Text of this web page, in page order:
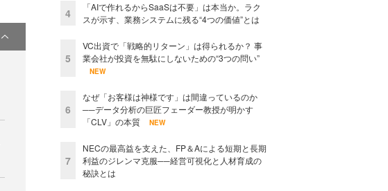
4
「AIで作れるからSaaSは不要」は本当か。ラク
スが示す、業務システムに残る“4つの価値”とは
5
VC出資で「戦略的リターン」は得られるか？ 事
業会社が投資を無駄にしないための“3つの問い”
NEW
6
なぜ「お客様は神様です」は間違っているのか
──データ分析の巨匠フェーダー教授が明かす
「CLV」の本質
NEW
7
NECの最高益を支えた、FP＆Aによる短期と長期
利益のジレンマ克服──経営可視化と人材育成の
秘訣とは